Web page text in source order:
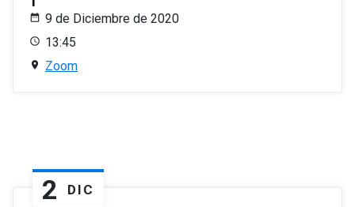
9 de Diciembre de 2020
13:45
Zoom
2 DIC